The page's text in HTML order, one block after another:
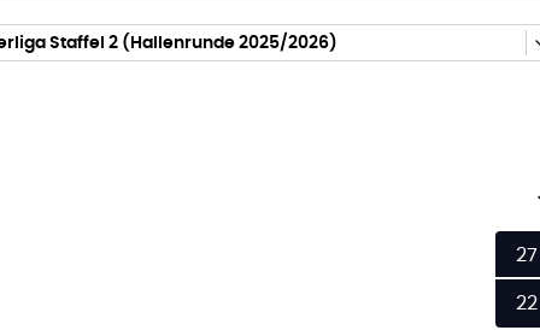
Staffel 2 (Hallenrunde 2025/2026)
27
22